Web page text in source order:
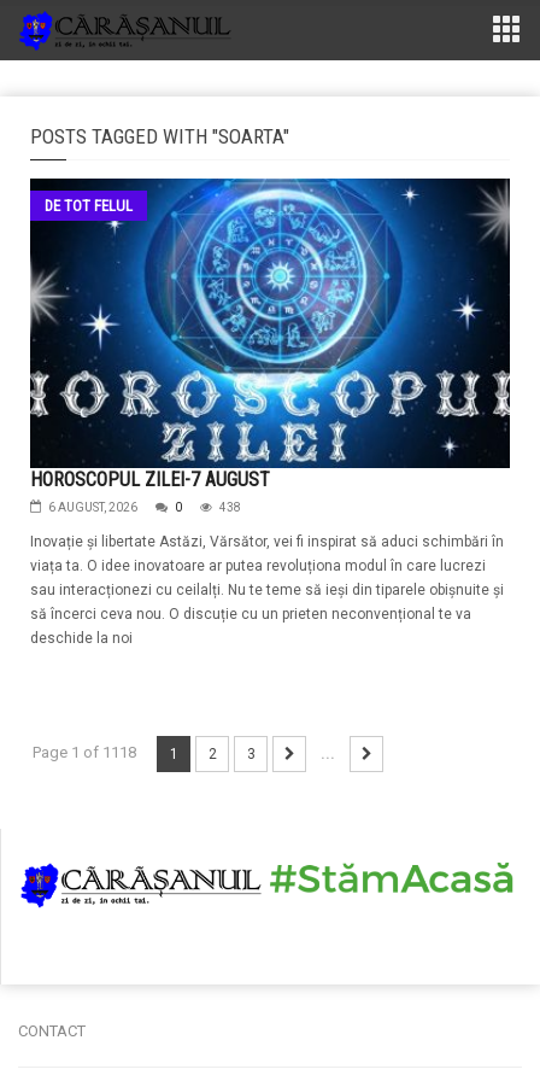
POSTS TAGGED WITH "SOARTA"
DE TOT FELUL
HOROSCOPUL ZILEI-7 AUGUST
6 AUGUST, 2026 0 438
Inovație și libertate Astăzi, Vărsător, vei fi inspirat să aduci schimbări în
viața ta. O idee inovatoare ar putea revoluționa modul în care lucrezi
sau interacționezi cu ceilalți. Nu te teme să ieși din tiparele obișnuite și
să încerci ceva nou. O discuție cu un prieten neconvențional te va
deschide la noi
Page 1 of 1118 1 2 3 ...
CONTACT